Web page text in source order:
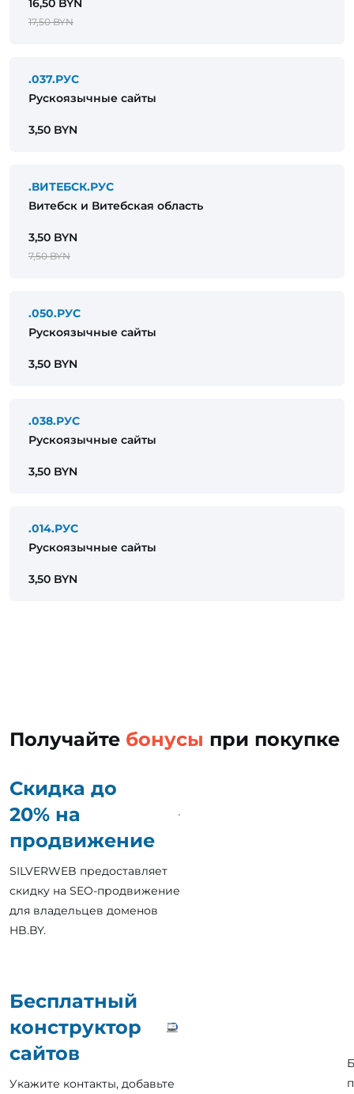
16,50 BYN
17,50 BYN
.037.РУС
Рускоязычные сайты
3,50 BYN
.ВИТЕБСК.РУС
Витебск и Витебская область
3,50 BYN
7,50 BYN
.050.РУС
Рускоязычные сайты
3,50 BYN
.038.РУС
Рускоязычные сайты
3,50 BYN
.014.РУС
Рускоязычные сайты
3,50 BYN
Получайте бонусы при покупке
Бесплатный
конструктор
сайтов
Укажите контакты, добавьте
Скидка до
20% на
продвижение
SILVERWEB предоставляет
скидку на SEO-продвижение
для владельцев доменов
HB.BY.